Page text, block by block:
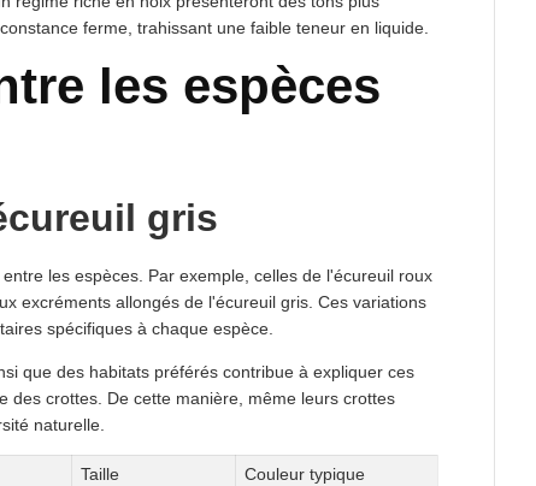
ferme, trahissant une faible teneur en liquide.
les espèces
gris
les espèces. Par exemple, celles de l'écureuil roux
excréments allongés de l'écureuil gris. Ces variations
spécifiques à chaque espèce.
que des habitats préférés contribue à expliquer ces
des crottes. De cette manière, même leurs crottes
naturelle.
Taille
Couleur typique